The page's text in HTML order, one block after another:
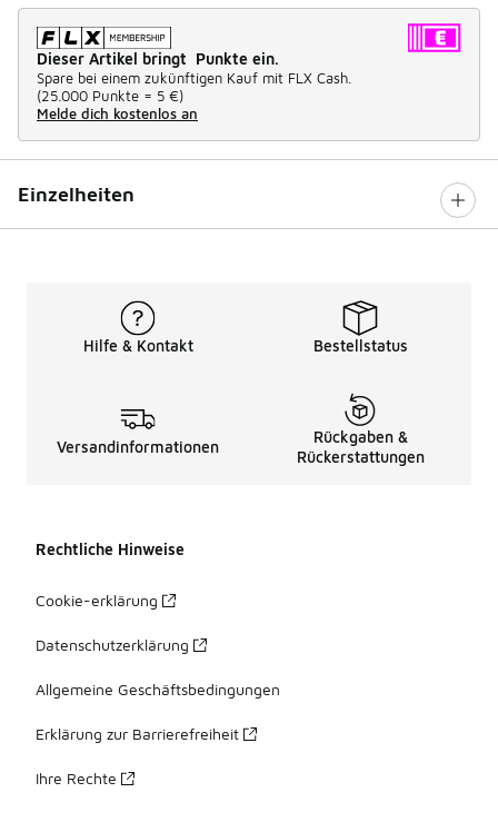
Dieser Artikel bringt Punkte ein.
Spare bei einem zukünftigen Kauf mit FLX Cash.
(25.000 Punkte = 5 €)
Melde dich kostenlos an
Einzelheiten
Hilfe & Kontakt Bestellstatus
Versandinformationen
Rückgaben &
Rückerstattungen
Rechtliche Hinweise
Cookie-erklärung
Datenschutzerklärung
Allgemeine Geschäftsbedingungen
Erklärung zur Barrierefreiheit
Ihre Rechte